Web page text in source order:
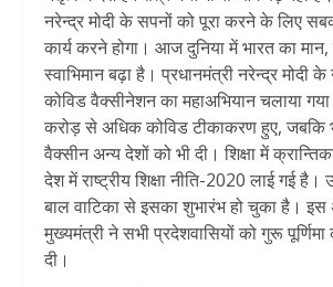
नरेन्द्र मोदी के सपनों को पूरा करने के लिए
कार्य करने होगा। आज दुनिया में भारत का मान,
स्वाभिमान बढ़ा है। प्रधानमंत्री नरेन्द्र मोदी
कोविड वैक्सीनेशन का महाअभियान चलाया
करोड़ से अधिक कोविड टीकाकरण हुए, जबकि
वैक्सीन अन्य देशों को भी दी। शिक्षा में
देश में राष्ट्रीय शिक्षा नीति-2020 लाई गई है।
बाल वाटिका से इसका शुभारंभ हो चुका है।
मुख्यमंत्री ने सभी प्रदेशवासियों को गुरू
दी।